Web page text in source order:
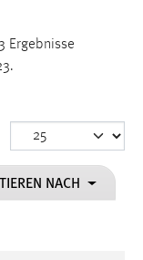
Ergebnisse
NACH
Funktion der
Einverständnis-